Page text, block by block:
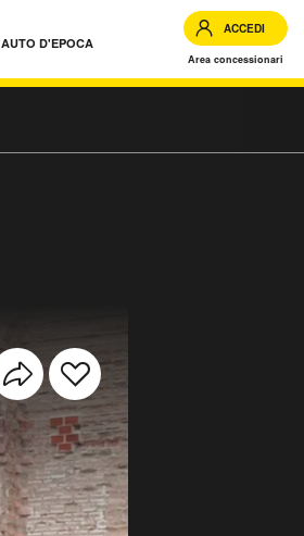
AUTO D'EPOCA
ACCEDI
Area concessionari